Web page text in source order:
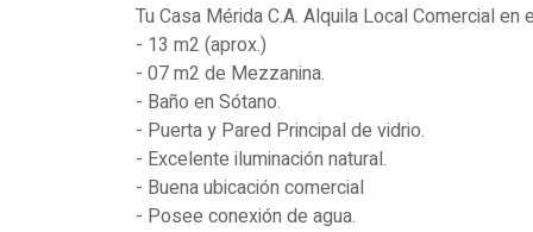
Tu Casa Mérida C.A. Alquila Local Comercial
- 13 m2 (aprox.)
- 07 m2 de Mezzanina.
- Baño en Sótano.
- Puerta y Pared Principal de vidrio.
- Excelente iluminación natural.
- Buena ubicación comercial
- Posee conexión de agua.